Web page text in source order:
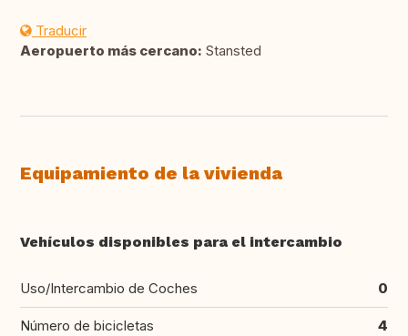
Traducir
Aeropuerto más cercano: Stansted
Equipamiento de la vivienda
Vehículos disponibles para el intercambio
Uso/Intercambio de Coches 0
Número de bicicletas 4